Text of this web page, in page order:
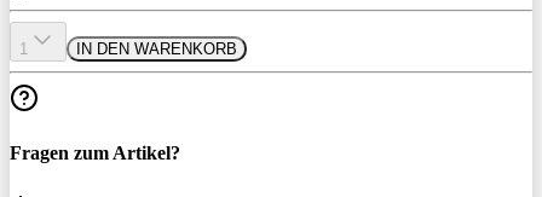
1 IN DEN WARENKORB
Fragen zum Artikel?